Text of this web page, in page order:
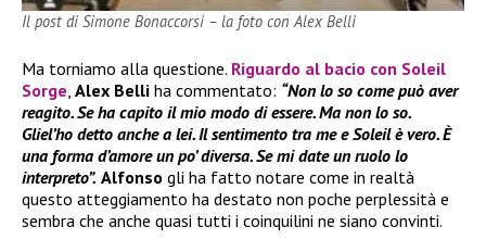
Il post di Simone Bonaccorsi – la foto con Alex Belli
Ma torniamo alla questione. Riguardo al bacio con Soleil
Sorge, Alex Belli ha commentato: “Non lo so come può aver
reagito. Se ha capito il mio modo di essere. Ma non lo so.
Gliel’ho detto anche a lei. Il sentimento tra me e Soleil è vero. È
una forma d’amore un po’ diversa. Se mi date un ruolo lo
interpreto”. Alfonso gli ha fatto notare come in realtà
questo atteggiamento ha destato non poche perplessità e
sembra che anche quasi tutti i coinquilini ne siano convinti.